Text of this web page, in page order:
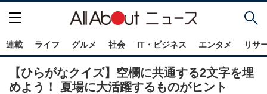
連載 ライフ グルメ 社会 IT・ビジネス エンタメ リサ
【ひらがなクイズ】空欄に共通する2文字を埋
めよう！ 夏場に大活躍するものがヒント